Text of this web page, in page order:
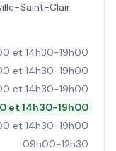
Saint-Clair
et 14h30-19h00
et 14h30-19h00
et 14h30-19h00
et 14h30-19h00
et 14h30-19h00
09h00-12h30